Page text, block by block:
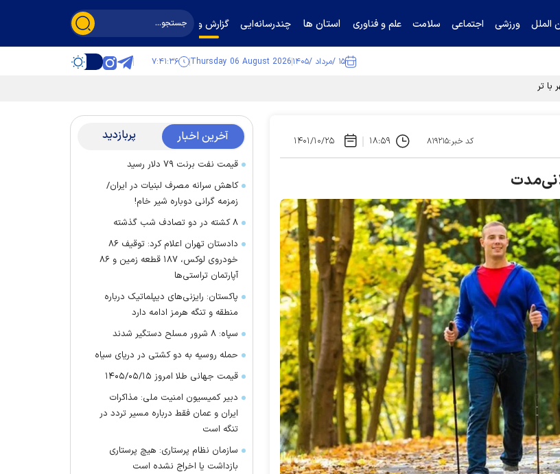
الملل ورزشی اجتماعی سلامت علم و فناوری استان ها چندرسانه‌ایی گزارش و گفت‌وگو
۱۵ /مرداد /۱۴۰۵ Thursday 06 August 2026 ۷:۴۱:۳۷
تراکتور و سپاهان هم امتیاز شد
کد خبر:۸۱۹۲۱۵ ۱۸:۵۹ ۱۴۰۱/۱۰/۲۵ آخرین اخبار پربازدید
قیمت نفت برنت ۷۹ دلار رسید
کاهش سرانه مصرف لبنیات در ایران/
زمزمه گرانی دوباره شیر خام!
۸ کشته در دو تصادف شب گذشته
دادستان تهران اعلام کرد: توقیف ۸۶
خودروی لوکس، ۱۸۷ قطعه زمین و ۸۶
آپارتمان تراستی‌ها
پاکستان: رایزنی‌های دیپلماتیک درباره
منطقه و تنگه هرمز ادامه دارد
سپاه: ۸ شرور مسلح دستگیر شدند
حمله روسیه به دو کشتی در دریای سیاه
قیمت جهانی طلا امروز ۱۴۰۵/۰۵/۱۵
دبیر کمیسیون امنیت ملی: مذاکرات
ایران و عمان فقط درباره مسیر تردد در
تنگه است
سازمان نظام پرستاری: هیچ پرستاری
بازداشت یا اخراج نشده است